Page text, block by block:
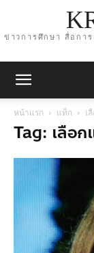
ข่าวการศึกษา สื่อกา
หน้าแรก แท็ก เ
Tag: เลือ